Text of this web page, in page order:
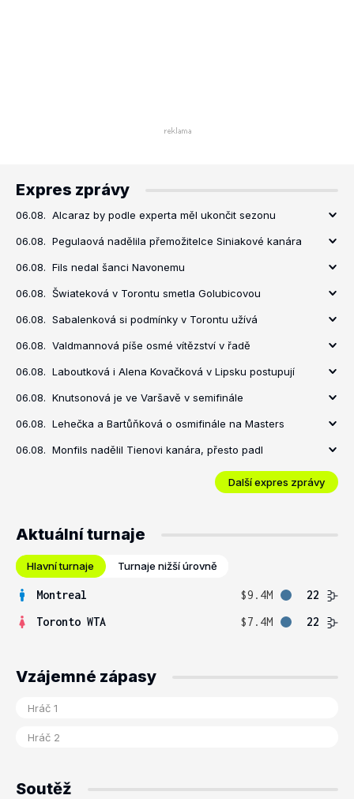
Expres zprávy
06.08. Alcaraz by podle experta měl ukončit sezonu
06.08. Pegulaová nadělila přemožitelce Siniakové kanára
06.08. Fils nedal šanci Navonemu
06.08. Šwiateková v Torontu smetla Golubicovou
06.08. Sabalenková si podmínky v Torontu užívá
06.08. Valdmannová píše osmé vítězství v řadě
06.08. Laboutková i Alena Kovačková v Lipsku postupují
06.08. Knutsonová je ve Varšavě v semifinále
06.08. Lehečka a Bartůňková o osmifinále na Masters
06.08. Monfils nadělil Tienovi kanára, přesto padl
Další expres zprávy
Aktuální turnaje
Hlavní turnaje Turnaje nižší úrovně
Montreal $9.4M
22
Toronto WTA
$7.4M 22
Vzájemné zápasy
Soutěž